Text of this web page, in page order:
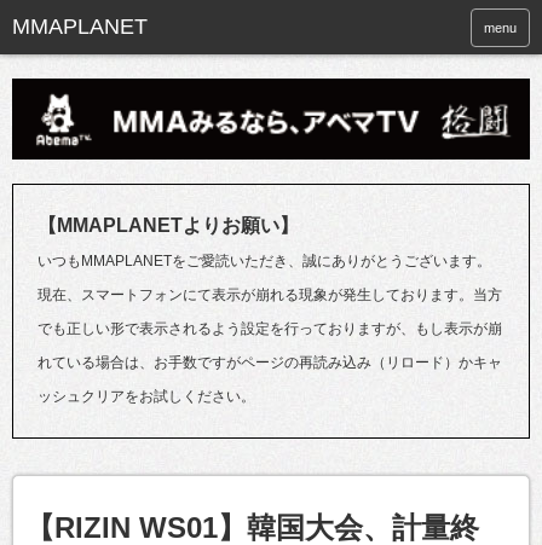
menu
【MMAPLANETよりお願い】
いつもMMAPLANETをご愛読いただき、誠にありがとうございます。
現在、スマートフォンにて表示が崩れる現象が発生しております。当方
でも正しい形で表示されるよう設定を行っておりますが、もし表示が崩
れている場合は、お手数ですがページの再読み込み（リロード）かキャ
ッシュクリアをお試しください。
【RIZIN WS01】韓国大会、計量終